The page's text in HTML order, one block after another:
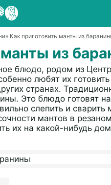
» Как приготовить манты из
из
блюдо, родом из
любят их
странах.
Это блюдо готовят
слепить и сварить
мантов в
их на какой-нибудь